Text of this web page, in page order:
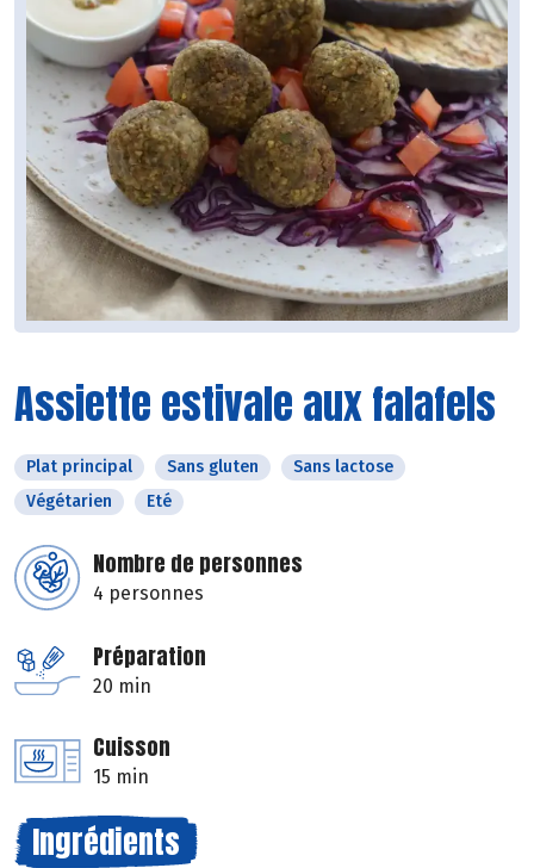
Assiette estivale aux falafels
Plat principal Sans gluten
Sans lactose
Végétarien
Eté
Nombre de personnes
4 personnes
Préparation
20 min
Cuisson
15 min
Ingrédients